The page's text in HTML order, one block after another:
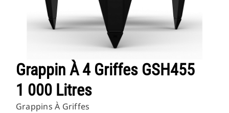
Grappin À 4 Griffes GSH455
1 000 Litres
Grappins À Griffes